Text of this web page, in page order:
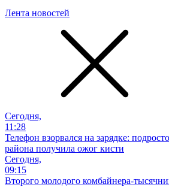
Лента новостей
Сегодня,
11:28
Телефон взорвался на зарядке:
района получила ожог кисти
Сегодня,
09:15
Второго молодого комбайнера-